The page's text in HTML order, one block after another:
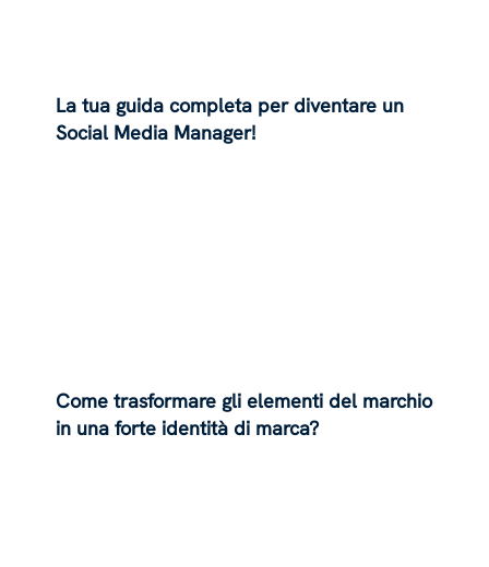
La tua guida completa per diventare un
Social Media Manager!
Come trasformare gli elementi del marchio
in una forte identità di marca?